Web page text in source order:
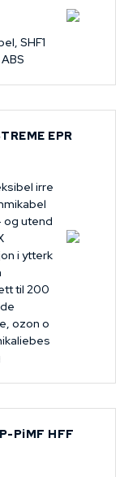
SHF1
EPR
irre
og utend
i ytterk
til 200
ozon o
PiMF HFF